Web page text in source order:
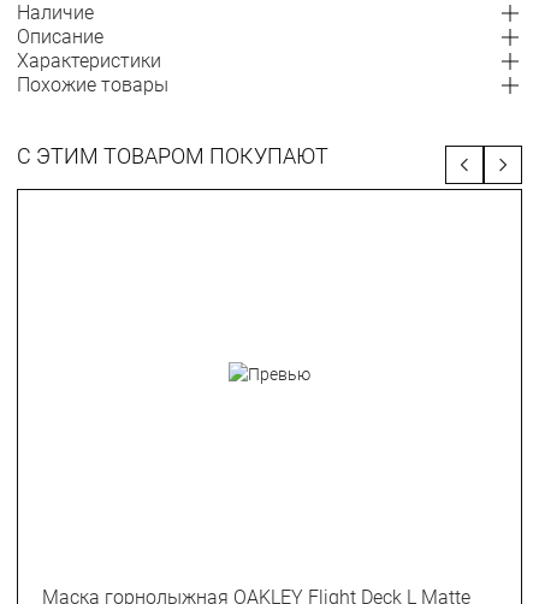
Наличие
Описание
Характеристики
Похожие товары
С ЭТИМ ТОВАРОМ ПОКУПАЮТ
Маска горнолыжная OAKLEY Flight Deck L Matte